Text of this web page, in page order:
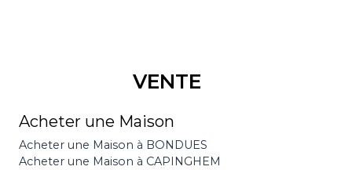
VENTE
Acheter une Maison
Acheter une Maison à BONDUES
Acheter une Maison à CAPINGHEM